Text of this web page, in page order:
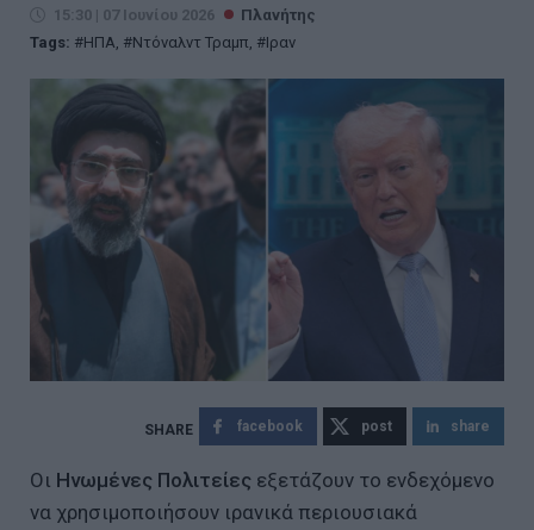
15:30 | 07 Ιουνίου 2026
Πλανήτης
Tags:
ΗΠΑ, Ντόναλντ Τραμπ, Ιραν
facebook post share
Οι Ηνωμένες Πολιτείες εξετάζουν το ενδεχόμενο
να χρησιμοποιήσουν ιρανικά περιουσιακά